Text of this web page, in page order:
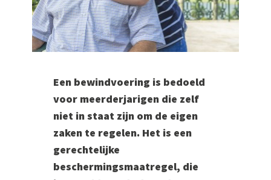
Een bewindvoering is bedoeld
voor meerderjarigen die zelf
niet in staat zijn om de eigen
zaken te regelen. Het is een
gerechtelijke
beschermingsmaatregel, die